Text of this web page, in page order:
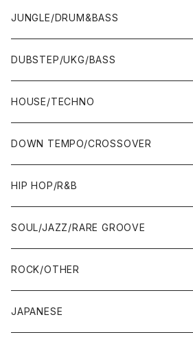
12"
ALBUM&V.A.
7"
10"
12"
ALBUM&V.A.
JUNGLE/DRUM&BASS
7"
10"
12"
ALBUM&V.A.
DUBSTEP/UKG/BASS
12"
ALBUM&V.A.
HOUSE/TECHNO
7"
10"
12"
ALBUM&V.A.
DOWN TEMPO/CROSSOVER
7"
12"
ALBUM&V.A.
HIP HOP/R&B
7"
12"
ALBUM&V.A.
SOUL/JAZZ/RARE GROOVE
7"
10"
ROCK/OTHER
7"
JAPANESE